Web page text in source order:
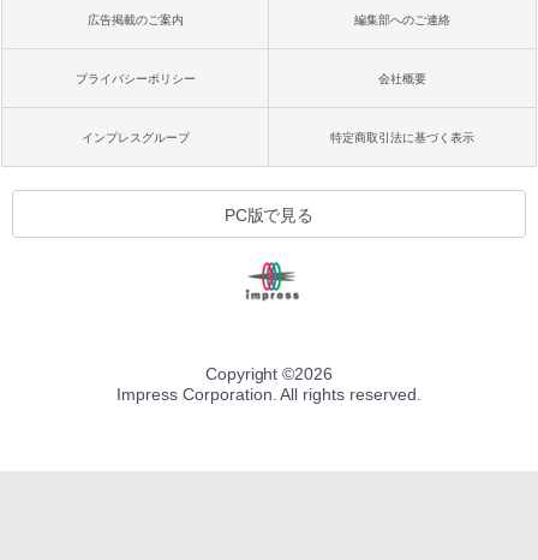
広告掲載のご案内 編集部へのご連絡
プライバシーポリシー 会社概要
インプレスグループ 特定商取引法に基づく表示
PC版で見る
Copyright ©2026
Impress Corporation. All rights reserved.